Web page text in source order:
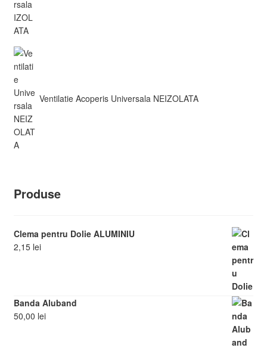
Ventilatie Acoperis Universala NEIZOLATA
Produse
Clema pentru Dolie ALUMINIU
2,15 lei
Banda Aluband
50,00 lei